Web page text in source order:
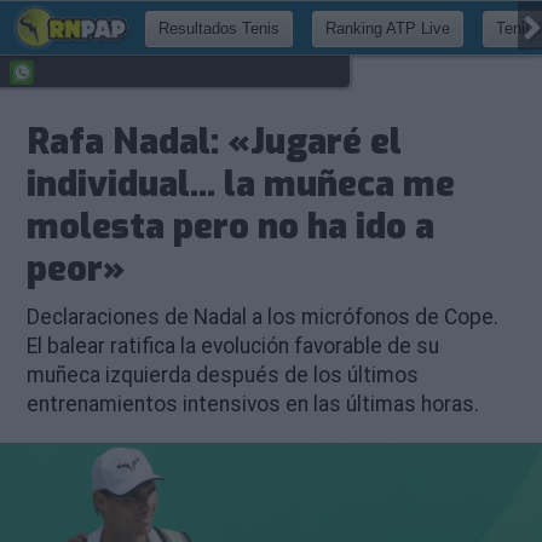
Resultados Tenis Ranking ATP Live Tenis
Rafa Nadal: «Jugaré el
individual... la muñeca me
molesta pero no ha ido a
peor»
Declaraciones de Nadal a los micrófonos de Cope.
El balear ratifica la evolución favorable de su
muñeca izquierda después de los últimos
entrenamientos intensivos en las últimas horas.